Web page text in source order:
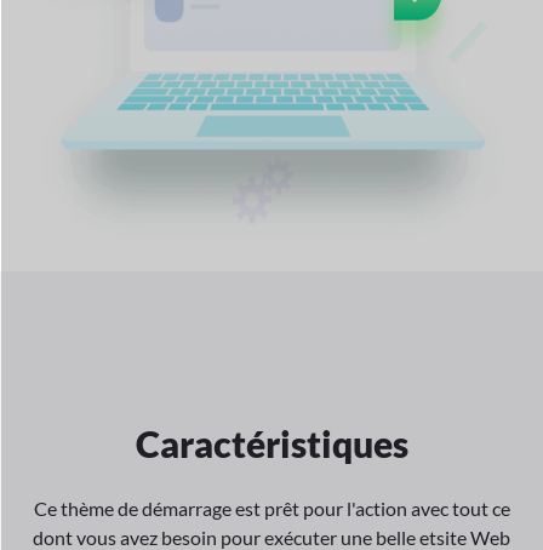
Caractéristiques
Ce thème de démarrage est prêt pour l'action avec tout ce
dont vous avez besoin pour exécuter une belle etsite Web